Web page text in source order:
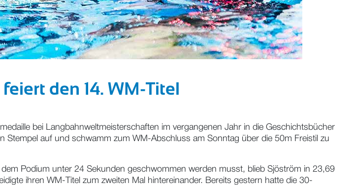
den 14. WM-Titel
bei Langbahnweltmeisterschaften im vergangenen Jahr in die Geschichtsbücher
auf und schwamm zum WM-Abschluss am Sonntag über die 50m Freistil zu
Podium unter 24 Sekunden geschwommen werden musst, blieb Sjöström in 23,69
ihren WM-Titel zum zweiten Mal hintereinander. Bereits gestern hatte die 30-